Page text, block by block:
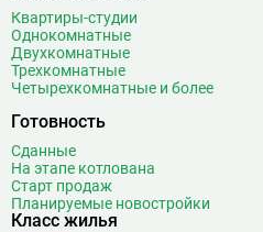
Квартиры-студии
Однокомнатные
Двухкомнатные
Трехкомнатные
Четырехкомнатные и более
Готовность
Сданные
На этапе котлована
Старт продаж
Планируемые новостройки
Класс жилья